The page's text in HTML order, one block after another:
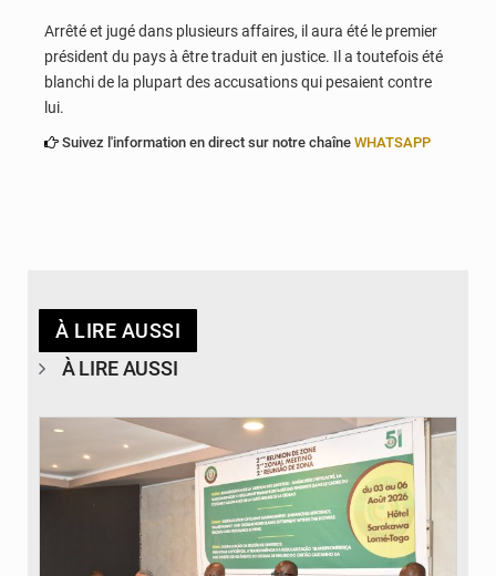
Arrêté et jugé dans plusieurs affaires, il aura été le premier
président du pays à être traduit en justice. Il a toutefois été
blanchi de la plupart des accusations qui pesaient contre
lui.
Suivez l'information en direct sur notre chaîne WHATSAPP
À LIRE AUSSI
À LIRE AUSSI